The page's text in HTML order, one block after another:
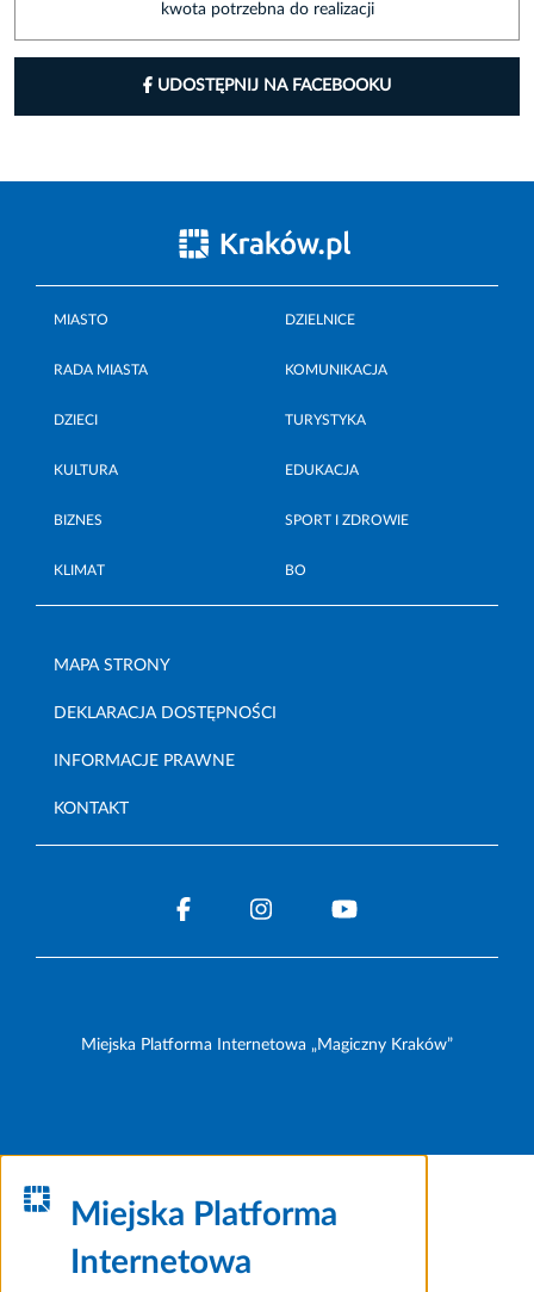
kwota potrzebna do realizacji
UDOSTĘPNIJ NA FACEBOOKU
MIASTO DZIELNICE
RADA MIASTA KOMUNIKACJA
DZIECI TURYSTYKA
KULTURA EDUKACJA
BIZNES SPORT I ZDROWIE
KLIMAT BO
MAPA STRONY
DEKLARACJA DOSTĘPNOŚCI
INFORMACJE PRAWNE
KONTAKT
Miejska Platforma Internetowa „Magiczny Kraków”
Miejska Platforma
Internetowa